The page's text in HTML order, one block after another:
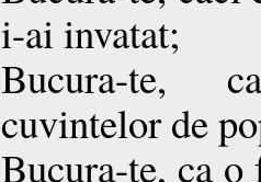
i-ai invatat;
Bucura-te,
cuvintelor de
Bucura-te, ca o